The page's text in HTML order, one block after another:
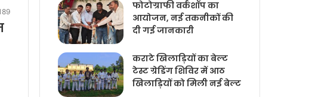
फोटोग्राफी वर्कशॉप का
आयोजन, नई तकनीकों की
दी गई जानकारी
कराटे खिलाड़ियों का बेल्ट
टेस्ट ग्रेडिंग शिविर में आठ
खिलाड़ियों को मिली नई बेल्ट